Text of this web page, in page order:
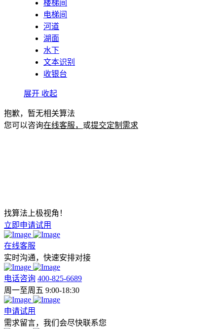
楼梯间
电梯间
河道
湖面
水下
文本识别
收银台
展开 收起
抱歉，暂无相关算法
您可以咨询在线客服， 或提交定制需求
找算法上极视角！
立即申请试用
在线客服
实时沟通，快速安排对接
电话咨询 400-825-6689
周一至周五 9:00-18:30
申请试用
需求留言，我们会尽快联系您